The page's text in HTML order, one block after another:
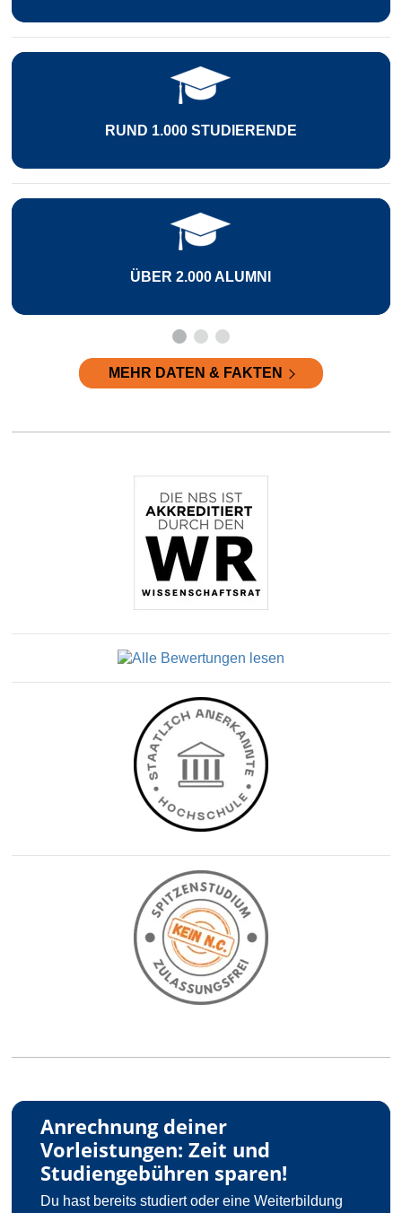
STUDIERENDE
MEHR DATEN & FAKTEN
Anrechnung deiner
Vorleistungen: Zeit und
Studiengebühren sparen!
Du hast bereits studiert oder eine Weiterbildung